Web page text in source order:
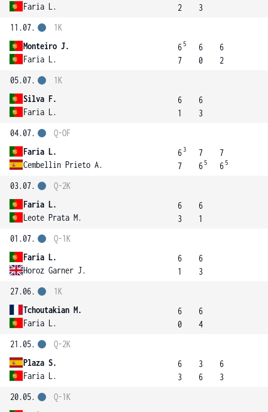
Faria L.
2
3
11.07.
Monteiro J.
Faria L.
1K
6 5
7
6
0
6
2
05.07.
Silva F.
Faria L.
1K
6
1
6
3
04.07.
Faria L.
Cembellin Prieto A.
Q-OF
6 3
7
7
6 5
7
6 5
03.07.
Faria L.
Leote Prata M.
Q-2K
6
3
6
1
01.07.
Faria L.
Horoz Garner J.
Q-1K
6
1
6
3
27.06.
Tchoutakian M.
Faria L.
1K
6
0
6
4
21.05.
Plaza S.
Faria L.
Q-2K
6
3
3
6
6
3
20.05.
Q-1K